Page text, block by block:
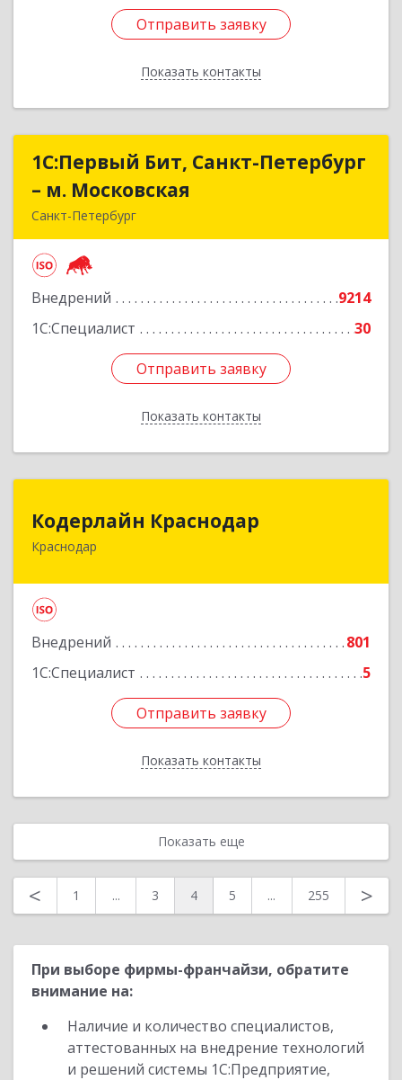
Отправить заявку
Показать контакты
Отправить заявку
Назад
1С:Первый Бит, Санкт-Петербург
– м. Московская
Санкт-Петербург
Внедрений
9214
1С:Специалист
30
Отправить заявку
Показать контакты
1С:Первый Бит, Санкт-Петербург
Подробнее
Отправить заявку
Назад
Кодерлайн Краснодар
Краснодар
Внедрений
801
1С:Специалист
5
Отправить заявку
Показать контакты
350015, Краснодарский край, Краснодар г,
Отправить заявку
Назад
Показать еще
< 1 ... 3 4 5 ... 255 >
При выборе фирмы-франчайзи, обратите
внимание на:
Наличие и количество специалистов,
аттестованных на внедрение технологий
и решений системы 1С:Предприятие,